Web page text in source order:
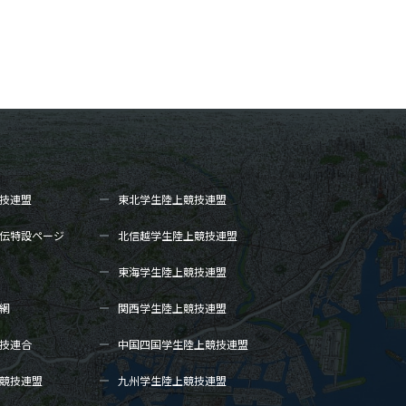
連盟 東北学生陸上競技連盟
特設ページ 北信越学生陸上競技連盟
東海学生陸上競技連盟
関西学生陸上競技連盟
連合 中国四国学生陸上競技連盟
技連盟 九州学生陸上競技連盟